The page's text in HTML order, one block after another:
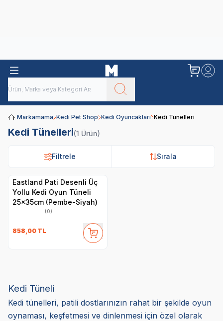
Markamama Kedi Pet Shop Kedi Oyuncakları Kedi Tünelleri
Kedi Tünelleri(1 Ürün)
Filtrele Sırala
Filtrele Sırala
Eastland Pati Desenli Üç
Yollu Kedi Oyun Tüneli
25x35cm (Pembe-Siyah)
(0)
858,00 TL
Kedi Tüneli
Kedi tünelleri, patili dostlarınızın rahat bir şekilde oyun
oynaması, keşfetmesi ve dinlenmesi için özel olarak